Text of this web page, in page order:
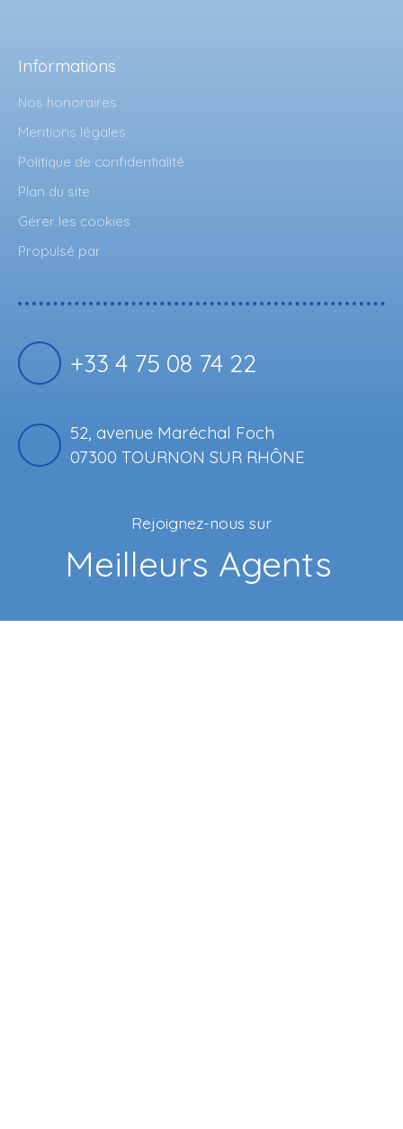
Informations
Nos honoraires
Mentions légales
Politique de confidentialité
Plan du site
Gérer les cookies
Propulsé par
+33 4 75 08 74 22
52, avenue Maréchal Foch
07300 TOURNON SUR RHÔNE
Rejoignez-nous sur
Meilleurs Agents